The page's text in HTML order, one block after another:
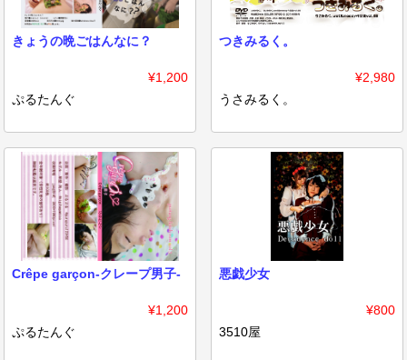
きょうの晩ごはんなに？
¥1,200
ぷるたんぐ
つきみるく。
¥2,980
うさみるく。
Crêpe garçon-クレープ男子-
¥1,200
ぷるたんぐ
悪戯少女
¥800
3510屋